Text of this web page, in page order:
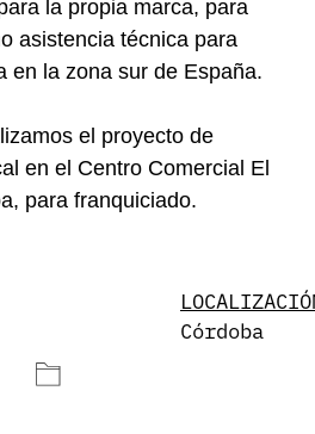
la propia marca, para
asistencia técnica para
en la zona sur de España.
el proyecto de
en el Centro Comercial El
para franquiciado.
Córdoba